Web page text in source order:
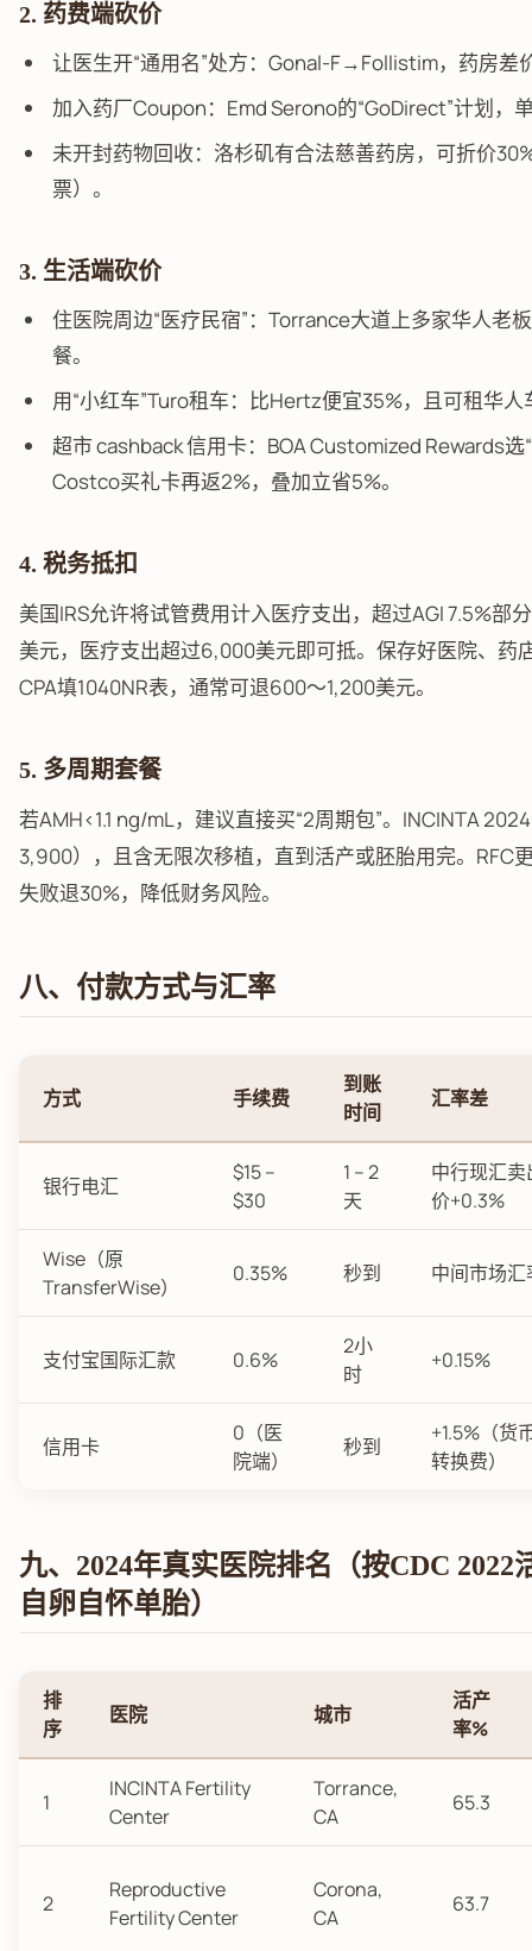
2. 药费端砍价
让医生开“通用名”处方：Gonal-F→Follistim，药房差
加入药厂Coupon：Emd Serono的“GoDirect”计划，
未开封药物回收：洛杉矶有合法慈善药房，可折价
票）。
3. 生活端砍价
住医院周边“医疗民宿”：Torrance大道上多家华人老
餐。
用“小红车”Turo租车：比Hertz便宜35%，且可租华
超市 cashback 信用卡：BOA Customized Rewards
Costco买礼卡再返2%，叠加立省5%。
4. 税务抵扣
美国IRS允许将试管费用计入医疗支出，超过AGI 7.5%部
美元，医疗支出超过6,000美元即可抵。保存好医院、药
CPA填1040NR表，通常可退600～1,200美元。
5. 多周期套餐
若AMH<1.1 ng/mL，建议直接买“2周期包”。INCINTA
3,900），且含无限次移植，直到活产或胚胎用完。RFC
失败退30%，降低财务风险。
八、付款方式与汇率
方式 手续费
到账
时间
汇率差
银行电汇
$15 –
$30
1 – 2
天
中行现汇卖
价+0.3%
Wise（原
TransferWise）
0.35% 秒到 中间市场汇
支付宝国际汇款 0.6%
2小
时
+0.15%
信用卡
0（医
院端）
秒到
+1.5%（货
转换费）
九、2024年真实医院排名（按CDC 2022
自卵自怀单胎）
排
序
医院 城市
活产
率%
1
INCINTA Fertility
Center
Torrance,
CA
65.3
2
Reproductive
Fertility Center
Corona,
CA
63.7